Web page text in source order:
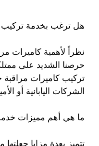
هل ترغب بخدمة تركيب
نظراً لأهمية كاميرات
حرصنا الشديد على
تركيب كاميرات
الشركات اليابانية أو
ما هي أهم مميزات
تتميز بعدة مزايا